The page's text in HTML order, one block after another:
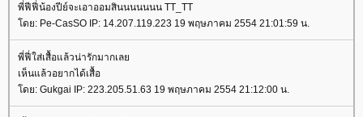
พี่ฟีฟี่น้องปีย์จะเอาออมสินนนนนนน TT_TT
ดย: Pe-CasSO IP: 14.207.119.223 19 พฤษภาคม 2554 21:01:59 น.
พี่ฟี่ใส่เสื้อแล้วน่ารักมากเล
เห็นแล้วอยากได้เสื้อ
ดย: Gukgai IP: 223.205.51.63 19 พฤษภาคม 2554 21:12:00 น.